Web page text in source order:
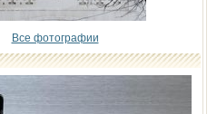
Все фотографии